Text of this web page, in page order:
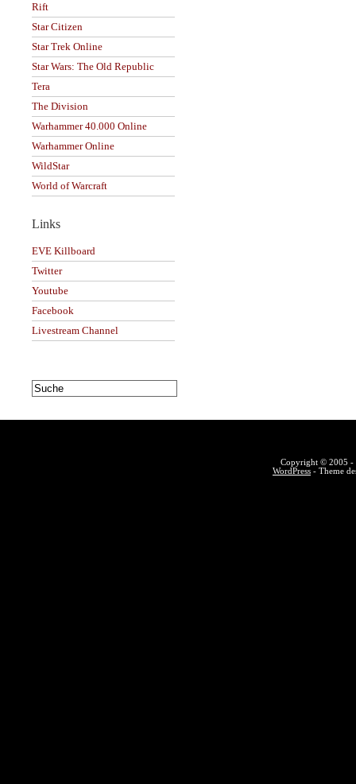
Rift
Star Citizen
Star Trek Online
Star Wars: The Old Republic
Tera
The Division
Warhammer 40.000 Online
Warhammer Online
WildStar
World of Warcraft
Links
EVE Killboard
Twitter
Youtube
Facebook
Livestream Channel
Copyright © 2005 -
WordPress - Theme